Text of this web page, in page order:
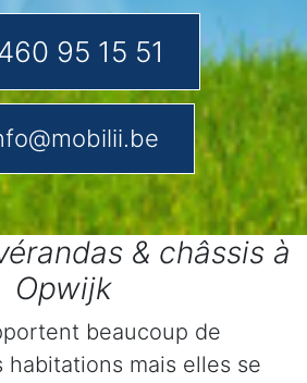
95 15 51
& châssis à
Opwijk
beaucoup de
habitations mais elles se